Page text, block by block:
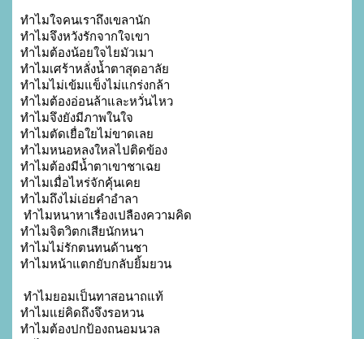
ทำไมใจคนเราถึงเขลานัก
ทำไมจึงหวังรักจากใจเขา
ทำไมต้องน้อยใจไยมัวเมา
ทำไมเศร้าหลั่งน้ำตาสุดอาลัย
ทำไมไม่เข้มแข็งไม่แกร่งกล้า
ทำไมต้องอ่อนล้าและหวั่นไหว
ทำไมจึงยังมีภาพในใจ
ทำไมตัดเยื่อใยไม่ขาดเลย
ทำไมหนอหลงใหลไปติดข้อง
ทำไมต้องมีน้ำตาเขาชาเฉย
ทำไมเมื่อไหร่จักคุ้นเคย
ทำไมถึงไม่เอ่ยคำอำลา
ทำไมหนาหาเรื่องเปลืองความคิด
ทำไมจิตวิตกเสียนักหนา
ทำไมไม่รักตนทนด้านชา
ทำไมหน้าแตกยับกลับยิ้มยวน
ทำไมยอมเป็นทาสอนาถแท้
ทำไมแย่คิดถึงจึงรอหวน
ทำไมต้องปกป้องถนอมนวล